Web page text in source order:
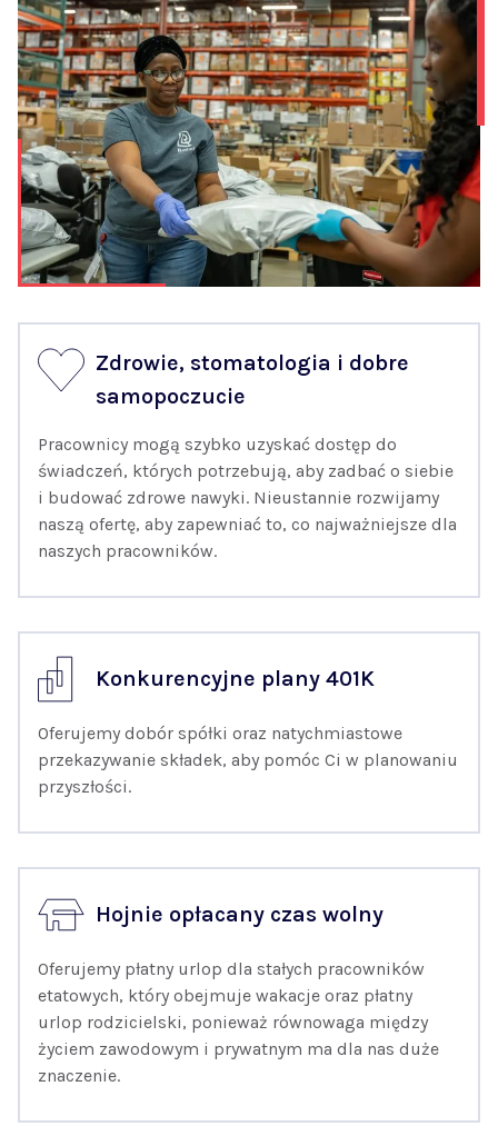
Zdrowie, stomatologia i dobre
samopoczucie
Pracownicy mogą szybko uzyskać dostęp do
świadczeń, których potrzebują, aby zadbać o siebie
i budować zdrowe nawyki. Nieustannie rozwijamy
naszą ofertę, aby zapewniać to, co najważniejsze dla
naszych pracowników.
Konkurencyjne plany 401K
Oferujemy dobór spółki oraz natychmiastowe
przekazywanie składek, aby pomóc Ci w planowaniu
przyszłości.
Hojnie opłacany czas wolny
Oferujemy płatny urlop dla stałych pracowników
etatowych, który obejmuje wakacje oraz płatny
urlop rodzicielski, ponieważ równowaga między
życiem zawodowym i prywatnym ma dla nas duże
znaczenie.